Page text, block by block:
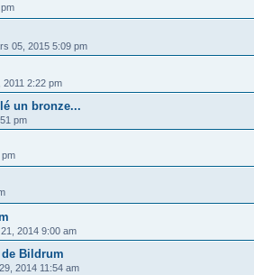
05, 2015 5:09 pm
2011 2:22 pm
un bronze...
pm
pm
2014 9:00 am
de Bildrum
2014 11:54 am